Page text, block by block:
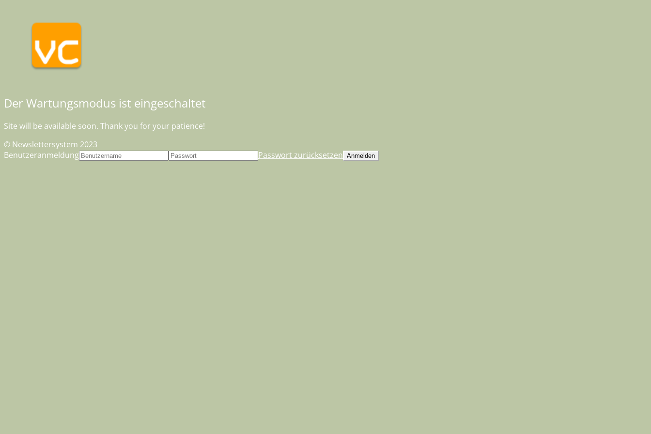
Der Wartungsmodus ist eingeschaltet
Site will be available soon. Thank you for your patience!
© Newslettersystem 2023
Benutzeranmeldung
Passwort zurücksetzen